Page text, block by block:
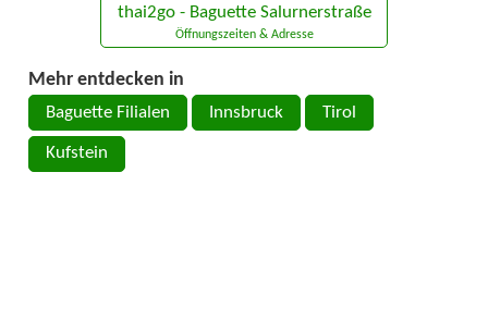
thai2go - Baguette Salurnerstraße
Öffnungszeiten & Adresse
Mehr entdecken in
Baguette Filialen Innsbruck Tirol
Kufstein